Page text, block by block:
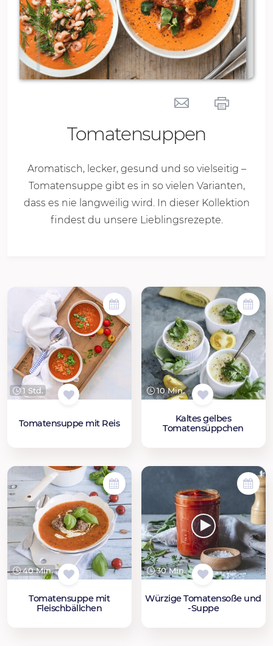
Tomatensuppen
Aromatisch, lecker, gesund und so vielseitig –
Tomatensuppe gibt es in so vielen Varianten,
dass es nie langweilig wird. In dieser Kollektion
findest du unsere Lieblingsrezepte.
1 Std.
Tomatensuppe mit Reis
10 Min.
Kaltes gelbes
Tomatensüppchen
40 Min.
Tomatensuppe mit
Fleischbällchen
30 Min.
Würzige Tomatensoße und
-Suppe